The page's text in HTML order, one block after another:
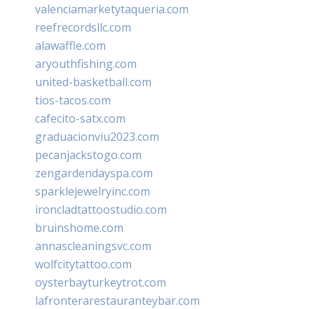
valenciamarketytaqueria.com
reefrecordsllc.com
alawaffle.com
aryouthfishing.com
united-basketball.com
tios-tacos.com
cafecito-satx.com
graduacionviu2023.com
pecanjackstogo.com
zengardendayspa.com
sparklejewelryinc.com
ironcladtattoostudio.com
bruinshome.com
annascleaningsvc.com
wolfcitytattoo.com
oysterbayturkeytrot.com
lafronterarestauranteybar.com